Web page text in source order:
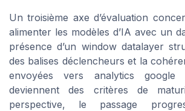
Un troisième axe d’évaluation
alimenter les modèles d’IA avec un
présence d’un window datalayer
des balises déclencheurs et la
envoyées vers analytics
deviennent des critères de
perspective, le passage